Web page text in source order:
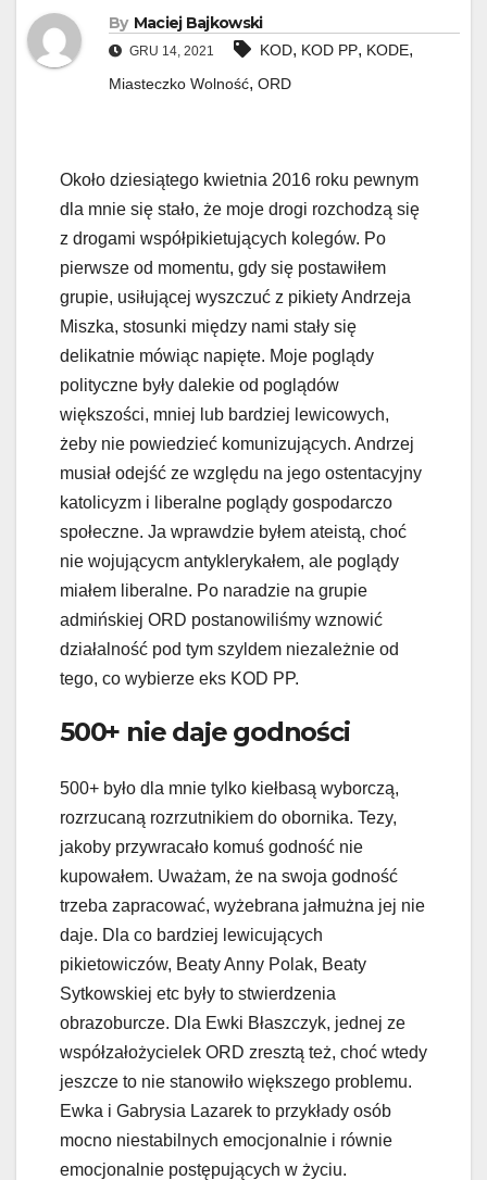
By Maciej Bajkowski
GRU 14, 2021 KOD, KOD PP, KODE,
Miasteczko Wolność, ORD
Około dziesiątego kwietnia 2016 roku pewnym
dla mnie się stało, że moje drogi rozchodzą się
z drogami współpikietujących kolegów. Po
pierwsze od momentu, gdy się postawiłem
grupie, usiłującej wyszczuć z pikiety Andrzeja
Miszka, stosunki między nami stały się
delikatnie mówiąc napięte. Moje poglądy
polityczne były dalekie od poglądów
większości, mniej lub bardziej lewicowych,
żeby nie powiedzieć komunizujących. Andrzej
musiał odejść ze względu na jego ostentacyjny
katolicyzm i liberalne poglądy gospodarczo
społeczne. Ja wprawdzie byłem ateistą, choć
nie wojującycm antyklerykałem, ale poglądy
miałem liberalne. Po naradzie na grupie
admińskiej ORD postanowiliśmy wznowić
działalność pod tym szyldem niezależnie od
tego, co wybierze eks KOD PP.
500+ nie daje godności
500+ było dla mnie tylko kiełbasą wyborczą,
rozrzucaną rozrzutnikiem do obornika. Tezy,
jakoby przywracało komuś godność nie
kupowałem. Uważam, że na swoja godność
trzeba zapracować, wyżebrana jałmużna jej nie
daje. Dla co bardziej lewicujących
pikietowiczów, Beaty Anny Polak, Beaty
Sytkowskiej etc były to stwierdzenia
obrazoburcze. Dla Ewki Błaszczyk, jednej ze
współzałożycielek ORD zresztą też, choć wtedy
jeszcze to nie stanowiło większego problemu.
Ewka i Gabrysia Lazarek to przykłady osób
mocno niestabilnych emocjonalnie i równie
emocjonalnie postępujących w życiu.